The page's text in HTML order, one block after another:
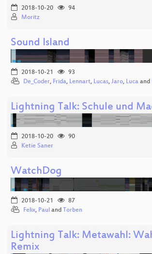
2018-10-20
94
Moritz
Sound Island
2018-10-21
93
De_Coder, Frida, Lennart, Lucas, Jaro, Luca and
Lightning Talk: Schule und
2018-10-20
90
Ketie Saner
WatchDog
2018-10-21
87
Felix, Paul and Torben
Lightning Talk: Metawahl:
Remix